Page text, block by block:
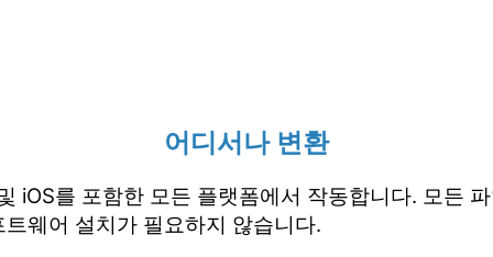
어디서나 변환
iOS를 포함한 모든 플랫폼에서 작동합니다. 모든
웨어 설치가 필요하지 않습니다.